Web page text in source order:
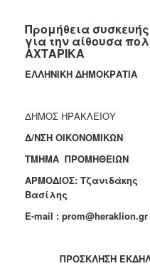
2023
2022
2021
2019
2018
2017
2016
Προμήθεια
για την αίθουσα
ΑΧΤΑΡΙΚΑ
ΕΛΛΗΝΙΚΗ ΔΗΜΟΚΡΑΤΙΑ
ΔΗΜΟΣ ΗΡΑΚΛΕΙΟΥ
Δ/ΝΣΗ ΟΙΚΟΝΟΜΙΚΩΝ
ΤΜΗΜΑ ΠΡΟΜΗΘΕΙΩΝ
ΑΡΜΟΔΙΟΣ: Τζανιδάκης
Βασίλης
E-mail : prom@heraklion.gr
ΠΡΟΣΚΛΗΣΗ